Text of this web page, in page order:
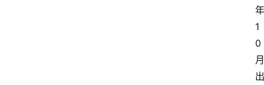
年
1
0
月
出